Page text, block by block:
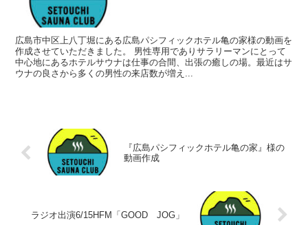
広島市中区上八丁堀にある広島パシフィックホテル亀の家様の動画を
作成させていただきました。 男性専用でありサラリーマンにとって
中心地にあるホテルサウナは仕事の合間、出張の癒しの場。最近はサ
ウナの良さから多くの男性の来店数が増え...
『広島パシフィックホテル亀の家』様の
動画作成
ラジオ出演6/15HFM「GOOD JOG」